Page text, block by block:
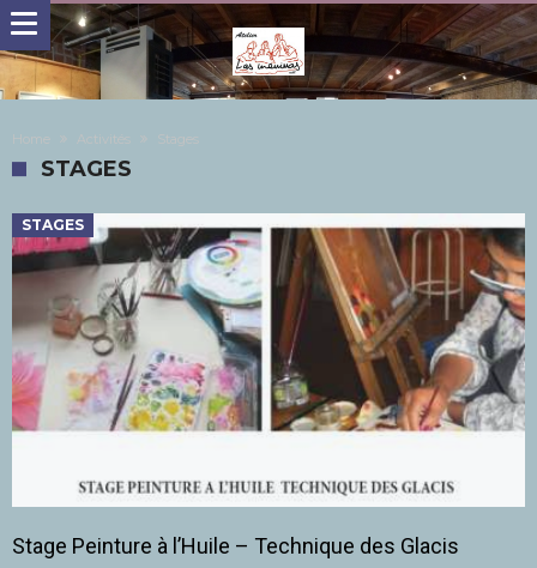
Home Activités Stages
STAGES
STAGES
Stage Peinture à l’Huile – Technique des Glacis